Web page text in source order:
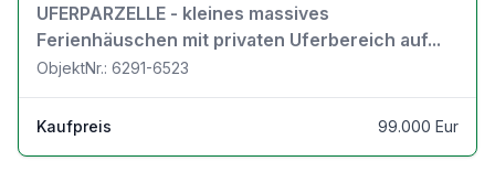
UFERPARZELLE - kleines massives
Ferienhäuschen mit privaten Uferbereich auf...
ObjektNr.: 6291-6523
Kaufpreis 99.000 Eur